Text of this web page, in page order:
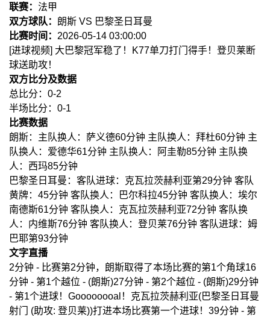
联赛： 法甲
双方球队：
朗斯 VS 巴黎圣日耳曼
比赛时间： 2026-05-14 03:00:00
[进球视频] 大巴黎冠军稳了！K77单刀打门得手！登贝莱断
球送助攻！
双方比分及数据
总比分：0-2
半场比分：0-1
比赛数据
朗斯：主队换人：萨义德60分钟 主队换人：拜杜60分钟 主
队换人：爱德华61分钟 主队换人：阿圭勒85分钟 主队换
人：西玛85分钟
巴黎圣日耳曼：客队进球：克瓦拉茨赫利亚第29分钟 客队
黄牌：45分钟 客队换人：巴尔科拉45分钟 客队换人：埃尔
南德斯61分钟 客队换人：克瓦拉茨赫利亚72分钟 客队换
人：内维斯76分钟 客队换人：登贝莱76分钟 客队进球：姆
巴耶第93分钟
文字直播
2分钟 - 比赛第2分钟，朗斯取得了本场比赛的第1个角球16
分钟 - 第1个越位 - (朗斯)27分钟 - 第2个越位 - (朗斯)29分钟
- 第1个进球！Goooooooal！克瓦拉茨赫利亚(巴黎圣日耳曼
射门 (助攻: 登贝莱))打进本场比赛第一个进球！39分钟 - 第